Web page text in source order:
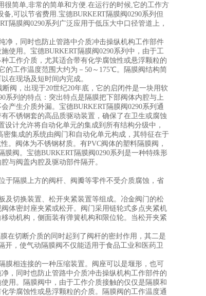
简单,非常的简单和方便.在运行的时候,它的工作方
,可以节省费用.宝德BURKERT隔膜阀0290系列但
隔膜阀0290系列广泛应用于低压大中口径管道上，
净，同时也防止管路中介质冲击操纵机构工作部件
使用。宝德BURKERT隔膜阀0290系列中，由于工
工作介质，尤其适合带有化学腐蚀性或悬浮颗粒的
的工作温度范围大约为－50～175℃。隔膜阀结构简
在现场及短时间内完成。
阀，出现于20世纪20年底，它的启闭件是一块用软
系列的特点：突出特点是隔膜把下部阀体内腔与上
产生介质外漏。宝德BURKERT隔膜阀0290系列通
不锈钢套的高品质驱动装置，确保了在卫生或腐蚀
计允许将自动化单元的集成到所有结构分级中，
集成的系统由阀门和自动化单元构成，其特征在于
。阀体为不锈钢材质。有PVC阀体的塑料隔膜阀，
阀。宝德BURKERT隔膜阀0290系列是一种特殊形
与阀盖内腔及驱动部件隔开。
于隔膜上方的阀杆、阀瓣等零件不受介质腐蚀，省
及切换装置、松开夹紧装置等组成。冶金阀门的松
体密封座夹紧或松开。阀门采用链轮式多点夹紧机
动机构，侧面装有弹簧机构和限位轮。当松开夹紧
在切断介质的同时起到了阀杆的密封作用，其二是
，使气动隔膜阀不仅能适用于食品工业和医药卫
膜相连接的一种压缩装置。阀座可以是堰形，也可
，同时也防止管路中介质冲击操纵机构工作部件的
用。隔膜阀中，由于工作介质接触的仅仅是隔膜和
学腐蚀性或悬浮颗粒的介质。隔膜阀的工作温度通